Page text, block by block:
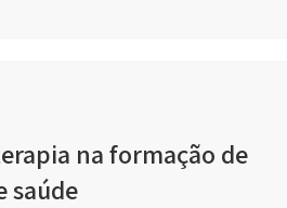
na formação de
saúde